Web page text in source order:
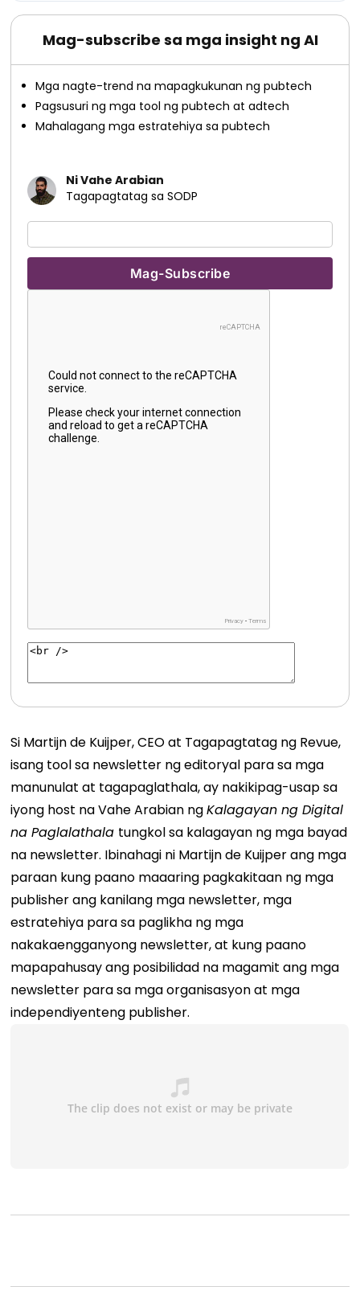
Mag-subscribe sa mga insight ng AI
Mga nagte-trend na mapagkukunan ng pubtech
Pagsusuri ng mga tool ng pubtech at adtech
Mahalagang mga estratehiya sa pubtech
Ni Vahe Arabian
Tagapagtatag sa SODP
Si Martijn de Kuijper, CEO at Tagapagtatag ng Revue,
isang tool sa newsletter ng editoryal para sa mga
manunulat at tagapaglathala, ay nakikipag-usap sa
iyong host na Vahe Arabian ngKalagayan ng Digital
na Paglalathala tungkol sa kalagayan ng mga bayad
na newsletter. Ibinahagi ni Martijn de Kuijper ang mga
paraan kung paano maaaring pagkakitaan ng mga
publisher ang kanilang mga newsletter, mga
estratehiya para sa paglikha ng mga
nakakaengganyong newsletter, at kung paano
mapapahusay ang posibilidad na magamit ang mga
newsletter para sa mga organisasyon at mga
independiyenteng publisher.